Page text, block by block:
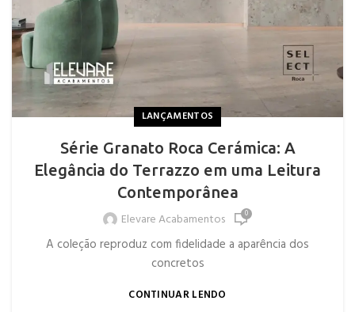
LANÇAMENTOS
Série Granato Roca Cerámica: A
Elegância do Terrazzo em uma Leitura
Contemporânea
Elevare Acabamentos
0
A coleção reproduz com fidelidade a aparência dos
concretos
CONTINUAR LENDO